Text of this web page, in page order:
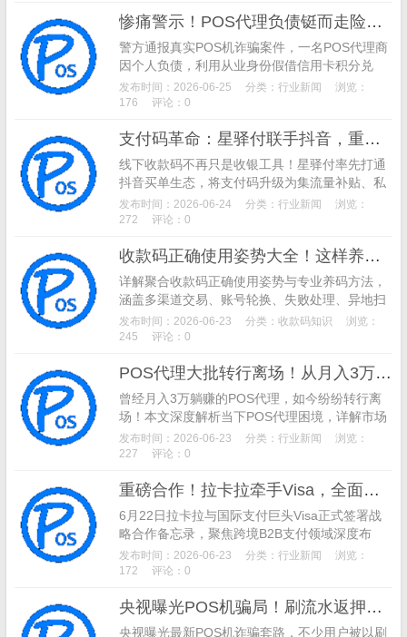
惨痛警示！POS代理负债铤而走险，假借升级、积分兑换盗刷客户信用卡被刑拘
警方通报真实POS机诈骗案件，一名POS代理商
因个人负债，利用从业身份假借信用卡积分兑
换、POS机系统升级套路客户，偷偷盗刷银行卡
资金，最终被警方刑事拘留，提醒广大持卡人提
发布时间：2026-06-25 分类： 行业新闻
浏览：
176
评论：0
支付码革命：星驿付联手抖音，重构线下实体店流量与经营新生态
线下收款码不再只是收银工具！星驿付率先打通
抖音买单生态，将支付码升级为集流量补贴、私
域沉淀、数据赋能于一体的“经营码”。本文深度
解析支付行业变革，揭示头部机构如何通过生态
模式。
发布时间：2026-06-24 分类： 行业新闻
浏览：
272
评论：0
收款码正确使用姿势大全！这样养码，远离风控不废码
详解聚合收款码正确使用姿势与专业养码方法，
涵盖多渠道交易、账号轮换、失败处理、异地扫
码、大额风控规避等实操技巧，手把手教你避免
收款码限额、封号、资金冻结，让码牌长期稳定
发布时间：2026-06-23 分类： 收款码知识
浏览：
245
评论：0
POS代理大批转行离场！从月入3万躺赚到亏本扛压，支付行业彻底洗牌
曾经月入3万躺赚的POS代理，如今纷纷转行离
场！本文深度解析当下POS代理困境，详解市场
饱和、监管收紧、上级收割、价格内卷四大核心
原因，分析支付行业洗牌逻辑与代理转型方向，
发布时间：2026-06-23 分类： 行业新闻
浏览：
227
评论：0
重磅合作！拉卡拉牵手Visa，全面升级跨境B2B数字化支付
6月22日拉卡拉与国际支付巨头Visa正式签署战
略合作备忘录，聚焦跨境B2B支付领域深度布
局。针对传统外贸电汇结算周期长、透明度低、
流程繁琐等痛点，双方依托BPSP模式整合全球
化跨境支付方案，助力外贸企业提升资金流转效
率，融入全球供应链体系。
发布时间：2026-06-23 分类： 行业新闻
浏览：
172
评论：0
央视曝光POS机骗局！刷流水返押金新型诈骗，已有数千人中招
央视曝光最新POS机诈骗套路，不少用户被以刷